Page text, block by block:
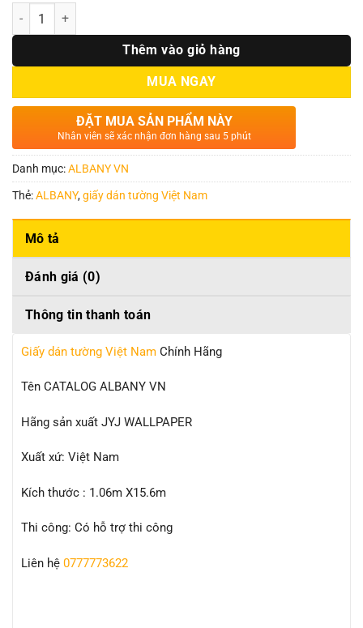
Số lượng
Thêm vào giỏ hàng
MUA NGAY
ĐẶT MUA SẢN PHẨM NÀY
Nhân viên sẽ xác nhận đơn hàng sau 5 phút
Danh mục:ALBANY VN
Thẻ:ALBANY,giấy dán tường Việt Nam
Mô tả
Đánh giá (0)
Thông tin thanh toán
Giấy dán tường Việt Nam Chính Hãng
Tên CATALOG ALBANY VN
Hãng sản xuất JYJ WALLPAPER
Xuất xứ: Việt Nam
Kích thước : 1.06m X15.6m
Thi công: Có hỗ trợ thi công
Liên hệ 0777773622